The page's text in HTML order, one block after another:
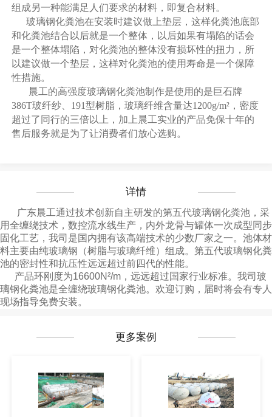
组成另一种能满足人们要求的材料，即复合材料。
玻璃钢化粪池在安装时建议做上垫层，这样化粪池底部
和化粪池结合以后就是一个整体，以后如果有塌陷的话会
是一个整体塌陷，对化粪池的整体没有损坏性的扭力，所
以建议做一个垫层，这样对化粪池的使用寿命是一个保障
性措施。
晨工的高强度玻璃钢化粪池制作是使用的是巨石牌
386T玻纤纱、191型树脂，玻璃纤维含量达1200g/m²，密度
超过了同行的三倍以上，加上晨工实业的产品免保十年的
售后服务就是为了让消费者们放心选购。
详情
广东晨工通过技术创新自主研发的第五代玻璃钢化粪池，采
用全缠绕技术，数控流水线生产，内外龙骨与罐体一次成型同步
固化工艺，我司是国内拥有该高端技术的少数厂家之一。池体材
料主要由纯玻璃钢（树脂与玻璃纤维）组成。第五代玻璃钢化粪
池的密封性和抗压性远远超过前四代的性能。
产品环刚度为16600N²/m，远远超过国家行业标准。我司玻
璃钢化粪池是全缠绕玻璃钢化粪池。欢迎订购，届时将会有专人
现场指导免费安装。
更多案例